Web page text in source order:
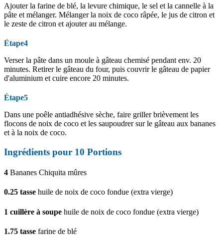
Ajouter la farine de blé, la levure chimique, le sel et la cannelle à la
pâte et mélanger. Mélanger la noix de coco râpée, le jus de citron et
le zeste de citron et ajouter au mélange.
Étape4
Verser la pâte dans un moule à gâteau chemisé pendant env. 20
minutes. Retirer le gâteau du four, puis couvrir le gâteau de papier
d'aluminium et cuire encore 20 minutes.
Étape5
Dans une poêle antiadhésive sèche, faire griller brièvement les
flocons de noix de coco et les saupoudrer sur le gâteau aux bananes
et à la noix de coco.
Ingrédients pour 10 Portions
4 Bananes Chiquita mûres
0.25 tasse huile de noix de coco fondue (extra vierge)
1 cuillère à soupe huile de noix de coco fondue (extra vierge)
1.75 tasse farine de blé